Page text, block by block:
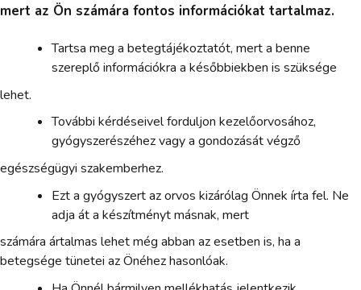
mert az Ön számára fontos információkat tartalmaz.
Tartsa meg a betegtájékoztatót, mert a benne
szereplő információkra a későbbiekben is szüksége
lehet.
További kérdéseivel forduljon kezelőorvosához,
gyógyszerészéhez vagy a gondozását végző
egészségügyi szakemberhez.
Ezt a gyógyszert az orvos kizárólag Önnek írta fel. Ne
adja át a készítményt másnak, mert
számára ártalmas lehet még abban az esetben is, ha a
betegsége tünetei az Önéhez hasonlóak.